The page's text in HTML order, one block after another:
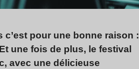
c’est pour une bonne raison :
Et une fois de plus, le festival
avec une délicieuse